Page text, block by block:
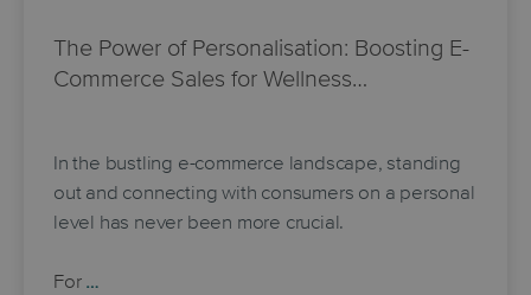
The Power of Personalisation: Boosting E-
Commerce Sales for Wellness…
In the bustling e-commerce landscape, standing
out and connecting with consumers on a personal
level has never been more crucial.
For…